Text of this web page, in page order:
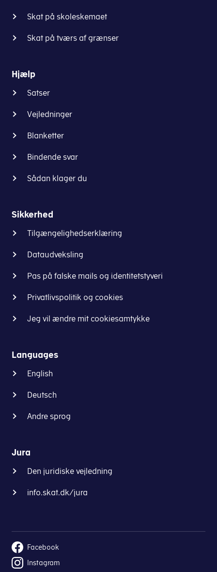
Skat på skoleskemaet
Skat på tværs af grænser
Hjælp
Satser
Vejledninger
Blanketter
Bindende svar
Sådan klager du
Sikkerhed
Tilgængelighedserklæring
Dataudveksling
Pas på falske mails og identitetstyveri
Privatlivspolitik og cookies
Jeg vil ændre mit cookiesamtykke
Languages
English
Deutsch
Andre sprog
Jura
Den juridiske vejledning
info.skat.dk/jura
Facebook
Instagram